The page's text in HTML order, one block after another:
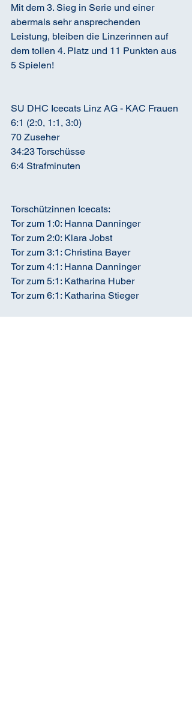
Mit dem 3. Sieg in Serie und einer
abermals sehr ansprechenden
Leistung, bleiben die Linzerinnen auf
dem tollen 4. Platz und 11 Punkten aus
5 Spielen!
SU DHC Icecats Linz AG - KAC Frauen
6:1 (2:0, 1:1, 3:0)
70 Zuseher
34:23 Torschüsse
6:4 Strafminuten
Torschützinnen Icecats:
Tor zum 1:0: Hanna Danninger
Tor zum 2:0: Klara Jobst
Tor zum 3:1: Christina Bayer
Tor zum 4:1: Hanna Danninger
Tor zum 5:1: Katharina Huber
Tor zum 6:1: Katharina Stieger